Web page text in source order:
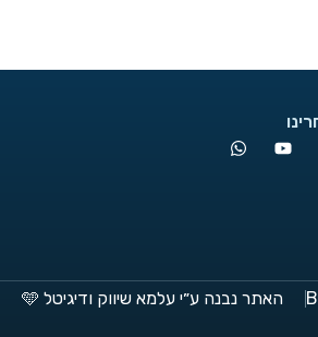
האתר נבנה ע״י עלמא שיווק ודיגיטל 🩵